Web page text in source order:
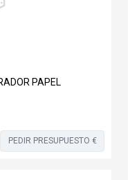
PAPEL
PEDIR PRESUPUESTO €